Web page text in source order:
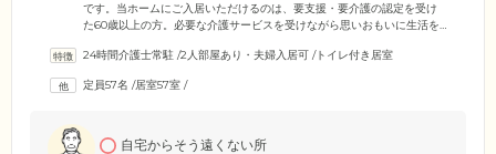
です。当ホームにご入居いただけるのは、要支援・要介護の認定を受け
た60歳以上の方。必要な介護サービスを受けながら思いおもいに生活を
ご用意。おひとりで過ごしやすい1Rからキッチンや浴室完備の便利な
合わせてお好きなお部屋をお選びいただけます。さらに、建物内は完全
24時間介護士常駐 /2人部屋あり・夫婦入居可 /トイレ付き居室
定員57名 /居室57室 /
自宅からそう遠くない所